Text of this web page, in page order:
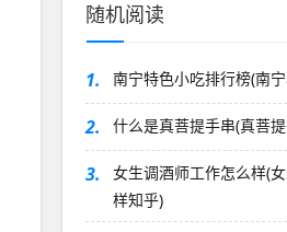
随机阅读
1. 南宁特色小吃排行榜(南
2. 什么是真菩提手串(真菩
3.
女生调酒师工作怎么样(
样知乎)